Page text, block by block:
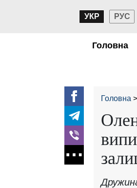
УКР РУС
Головна
Головна